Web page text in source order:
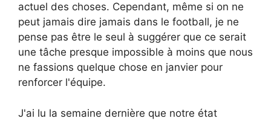
actuel des choses. Cependant, même si on ne
peut jamais dire jamais dans le football, je ne
pense pas être le seul à suggérer que ce serait
une tâche presque impossible à moins que nous
ne fassions quelque chose en janvier pour
renforcer l'équipe.
J'ai lu la semaine dernière que notre état